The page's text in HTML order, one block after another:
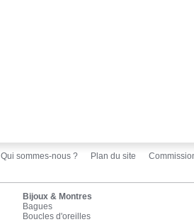
Qui sommes-nous ? Plan du site
Bijoux & Montres
Bagues
Boucles d'oreilles